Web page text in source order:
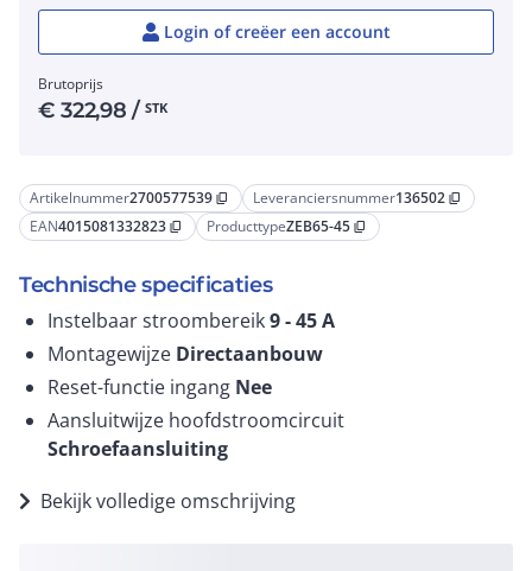
Artikelnummer2700577539 content_copy Leveranciersnummer136502 content_copy
EAN4015081332823 content_copy ProducttypeZEB65-45 content_copy
Technische specificaties
Instelbaar stroombereik9 - 45A
Montagewijze Directaanbouw
Reset-functie ingang Nee
Aansluitwijze hoofdstroomcircuit
Schroefaansluiting
Bekijk volledige omschrijving
Login of creëer een account
Brutoprijs
€322,98 / STK